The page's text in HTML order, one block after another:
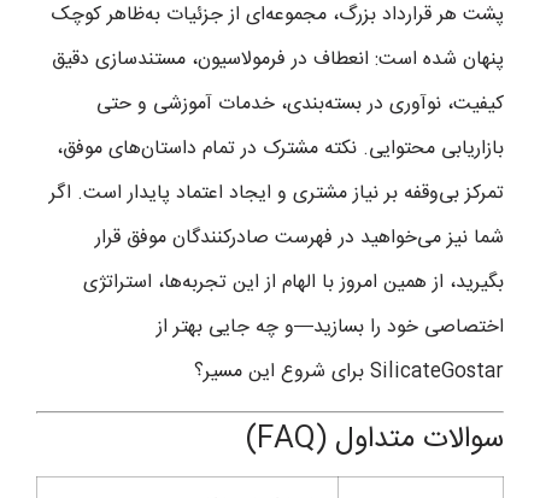
پشت هر قرارداد بزرگ، مجموعه‌ای از جزئیات به‌ظاهر کوچک
پنهان شده است: انعطاف در فرمولاسیون، مستندسازی دقیق
کیفیت، نوآوری در بسته‌بندی، خدمات آموزشی و حتی
بازاریابی محتوایی. نکته مشترک در تمام داستان‌های موفق،
تمرکز بی‌وقفه بر نیاز مشتری و ایجاد اعتماد پایدار است. اگر
شما نیز می‌خواهید در فهرست صادرکنندگان موفق قرار
بگیرید، از همین امروز با الهام از این تجربه‌ها، استراتژی
اختصاصی خود را بسازید—و چه جایی بهتر از
SilicateGostar برای شروع این مسیر؟
سوالات متداول (FAQ)